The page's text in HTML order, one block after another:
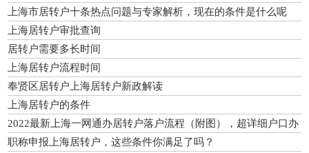
上海市居转户十条热点问题与专家解析，现在的条件是什么呢
上海居转户审批查询
居转户需要多长时间
上海居转户流程时间
奉贤区居转户上海居转户新政解读
上海居转户的条件
2022最新上海一网通办居转户落户流程（附图），超详细户口办
理指南！
职称申报上海居转户，这些条件你满足了吗？